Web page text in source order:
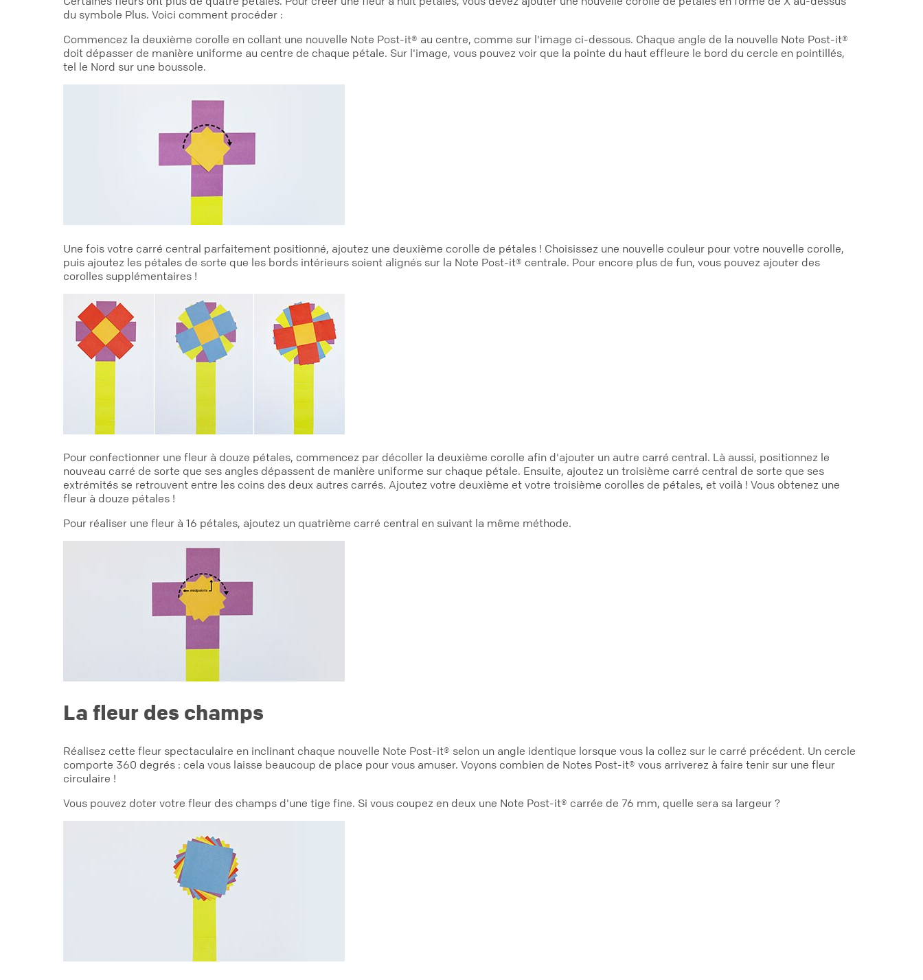
du symbole Plus. Voici comment procéder :
Commencez la deuxième corolle en collant une nouvelle Note Post-it® au centre, comme sur l'image ci-dessous. Chaque angle de la nouvelle Note Post-it®
doit dépasser de manière uniforme au centre de chaque pétale. Sur l'image, vous pouvez voir que la pointe du haut effleure le bord du cercle en pointillés,
tel le Nord sur une boussole.
Une fois votre carré central parfaitement positionné, ajoutez une deuxième corolle de pétales ! Choisissez une nouvelle couleur pour votre nouvelle corolle,
puis ajoutez les pétales de sorte que les bords intérieurs soient alignés sur la Note Post-it® centrale. Pour encore plus de fun, vous pouvez ajouter des
corolles supplémentaires !
Pour confectionner une fleur à douze pétales, commencez par décoller la deuxième corolle afin d'ajouter un autre carré central. Là aussi, positionnez le
nouveau carré de sorte que ses angles dépassent de manière uniforme sur chaque pétale. Ensuite, ajoutez un troisième carré central de sorte que ses
extrémités se retrouvent entre les coins des deux autres carrés. Ajoutez votre deuxième et votre troisième corolles de pétales, et voilà ! Vous obtenez une
fleur à douze pétales !
Pour réaliser une fleur à 16 pétales, ajoutez un quatrième carré central en suivant la même méthode.
La fleur des champs
Réalisez cette fleur spectaculaire en inclinant chaque nouvelle Note Post-it® selon un angle identique lorsque vous la collez sur le carré précédent. Un cercle
comporte 360 degrés : cela vous laisse beaucoup de place pour vous amuser. Voyons combien de Notes Post-it® vous arriverez à faire tenir sur une fleur
circulaire !
Vous pouvez doter votre fleur des champs d'une tige fine. Si vous coupez en deux une Note Post-it® carrée de 76 mm, quelle sera sa largeur ?